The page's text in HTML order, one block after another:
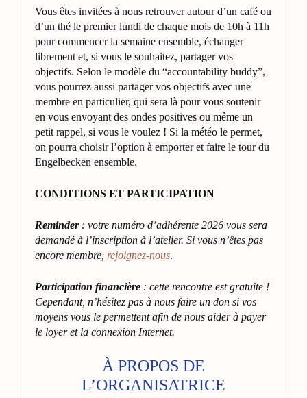
Vous êtes invitées à nous retrouver autour d’un café ou
d’un thé le premier lundi de chaque mois de 10h à 11h
pour commencer la semaine ensemble, échanger
librement et, si vous le souhaitez, partager vos
objectifs. Selon le modèle du “accountability buddy”,
vous pourrez aussi partager vos objectifs avec une
membre en particulier, qui sera là pour vous soutenir
en vous envoyant des ondes positives ou même un
petit rappel, si vous le voulez ! Si la météo le permet,
on pourra choisir l’option à emporter et faire le tour du
Engelbecken ensemble.
CONDITIONS ET PARTICIPATION
Reminder: votre numéro d’adhérente 2026 vous sera
demandé à l’inscription à l’atelier. Si vous n’êtes pas
encore membre, rejoignez-nous.
Participation financière : cette rencontre est gratuite !
Cependant, n’hésitez pas à nous faire un don si vos
moyens vous le permettent afin de nous aider à payer
le loyer et la connexion Internet.
À PROPOS DE
L’ORGANISATRICE